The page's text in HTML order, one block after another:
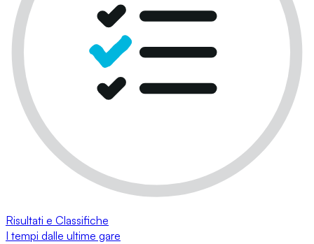
Risultati e Classifiche
I tempi dalle ultime gare